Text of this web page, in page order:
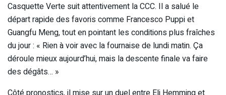
Casquette Verte suit attentivement la CCC. Il a salué le
départ rapide des favoris comme Francesco Puppi et
Guangfu Meng, tout en pointant les conditions plus fraîches
du jour : « Rien à voir avec la fournaise de lundi matin. Ça
déroule mieux aujourd’hui, mais la descente finale va faire
des dégâts… »